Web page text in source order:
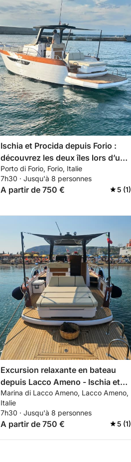
Ischia et Procida depuis Forio :
découvrez les deux îles lors d’une
excursion d’une journée.
Porto di Forio, Forio, Italie
7h30 · Jusqu'à 8 personnes
A partir de 750 € 5 (1)
Excursion relaxante en bateau
depuis Lacco Ameno - Ischia et
Procida
Marina di Lacco Ameno, Lacco Ameno,
Italie
7h30 · Jusqu'à 8 personnes
A partir de 750 € 5 (1)